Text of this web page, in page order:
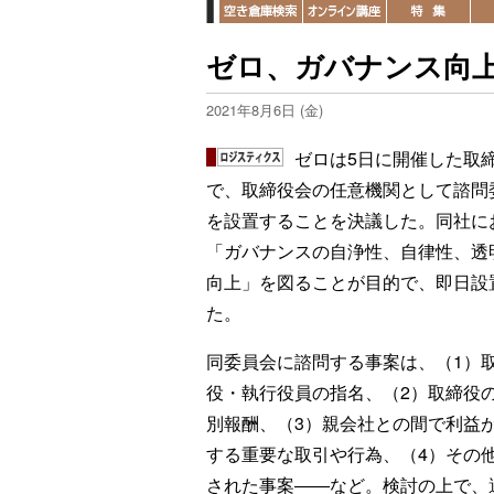
ゼロ、ガバナンス向
2021年8月6日 (金)
ゼロは5日に開催した取
で、取締役会の任意機関として諮問
を設置することを決議した。同社
「ガバナンスの自浄性、自律性、
向上」を図ることが目的で、即日設
た。
同委員会に諮問する事案は、（1）
役・執行役員の指名、（2）取締役
別報酬、（3）親会社との間で利益
する重要な取引や行為、（4）その
された事案――など。検討の上で、